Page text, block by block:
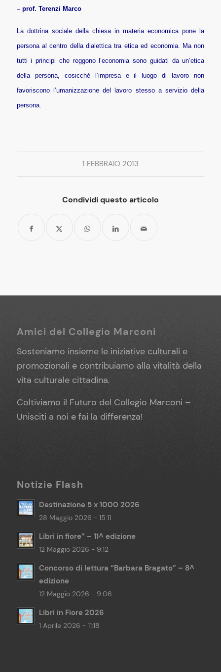
– prof. Terenzi Marco
La dottrina sociale della chiesa in materia economica pone la
persona al centro della dialettica tra etica ed economia. Ma non
tutti i principi che reggono l’economia sono guidati da un’etica
della persona, cosicché l’impresa e il luogo di lavoro non
favoriscono l’umanizzazione del lavoro stesso a servizio della
persona.
1 FEBBRAIO 2013
Condividi questo articolo
Amici del Collegio Marconi
Sosteniamo insieme le iniziative culturali e
promozionali e contribuiamo alla vitalità della
vita culturale cittadina.
Coltiviamo il Futuro del Collegio Marconi –
Unisciti a noi e fai la differenza!
Notizie Flash
Destinazione 5 x 1000 2026
28 Maggio 2026 - 15:11
Libri in fiore” – 11^ edizione
12 Maggio 2026 - 9:12
Concorso di lettura “Barbara Bragato” – 8^
edizione
12 Maggio 2026 - 9:06
Libri in Fiore 2026
1 Aprile 2026 - 11:18